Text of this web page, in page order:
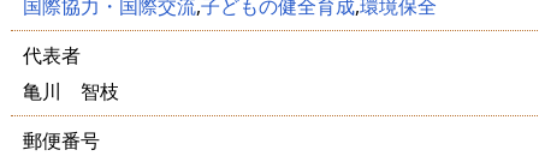
国際協力・国際交流,子どもの健全育成,環境保全
代表者
亀川 智枝
郵便番号